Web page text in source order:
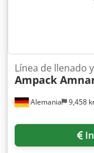
Alemania 9,458
Línea de llenado
Ampack